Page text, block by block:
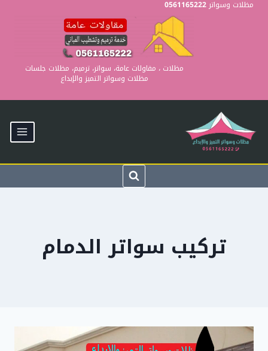
Skipمظلات وسواتر 0561165222
مظلات ، مقاولات عامة، سواتر، ترميم، مظلات جلسات
مظلات وسواتر التميز والإبداع
تركيب سواتر الدمام